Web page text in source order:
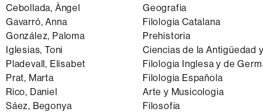
Cebollada, Àngel
Geografia
Gavarró, Anna
Filologia Catalana
González, Paloma
Prehistoria
Iglesias, Toni
Ciencias de la Antigüedad
Pladevall, Elisabet
Filologia Inglesa y de
Prat, Marta
Filologia Española
Rico, Daniel
Arte y Musicologia
Sáez, Begonya
Filosofia